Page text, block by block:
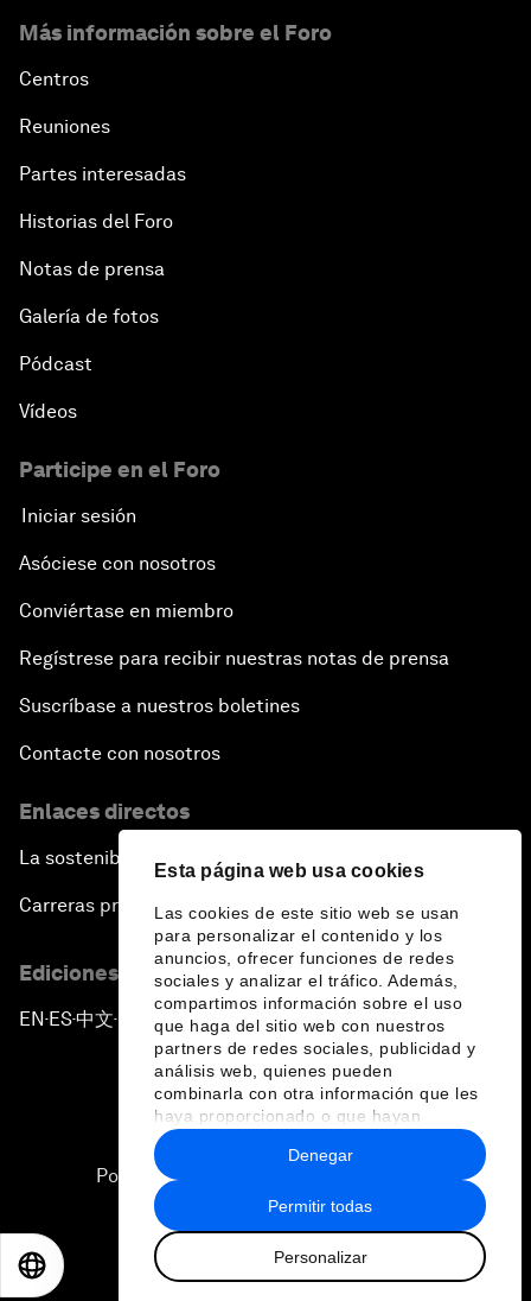
Esta página web usa cookies
Las cookies de este sitio web se usan
para personalizar el contenido y los
anuncios, ofrecer funciones de redes
sociales y analizar el tráfico. Además,
compartimos información sobre el uso
que haga del sitio web con nuestros
partners de redes sociales, publicidad y
análisis web, quienes pueden
combinarla con otra información que les
haya proporcionado o que hayan
recopilado a partir del uso que haya
hecho de sus servicios.
Permitir todas
Personalizar
Denegar
Más información sobre el Foro
Centros
Reuniones
Partes interesadas
Historias del Foro
Notas de prensa
Galería de fotos
Pódcast
Vídeos
Participe en el Foro
Iniciar sesión
Asóciese con nosotros
Conviértase en miembro
Regístrese para recibir nuestras notas de prensa
Suscríbase a nuestros boletines
Contacte con nosotros
Enlaces directos
La sostenibilidad en el Foro
Carreras profesionales
Ediciones en otros idiomas
EN ▪ ES▪中文▪ 日本語
Política de privacidad y normas de uso
2026 Foro Económico Mundial